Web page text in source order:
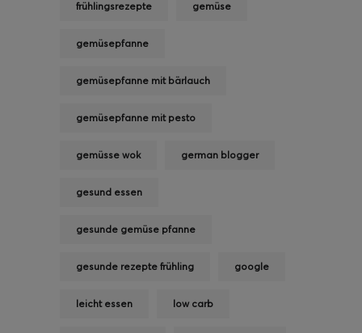
frühlingsrezepte gemüse
gemüsepfanne
gemüsepfanne mit bärlauch
gemüsepfanne mit pesto
gemüsse wok german blogger
gesund essen
gesunde gemüse pfanne
gesunde rezepte frühling google
leicht essen low carb